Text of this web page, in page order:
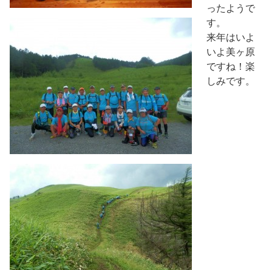
ったようで
す。
来年はいよ
いよ美ヶ原
ですね！楽
しみです。